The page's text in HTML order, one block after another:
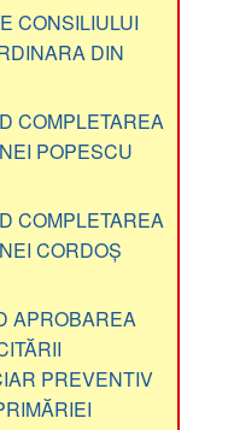
CONSILIULUI
DIN
COMPLETAREA
POPESCU
COMPLETAREA
CORDOȘ
APROBAREA
PREVENTIV